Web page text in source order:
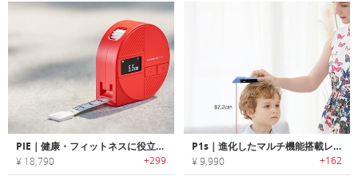
PIE｜健康・フィットネスに役立つボディサイズ計測メジャー「パイ」
¥ 18,790 +299
P1s｜進化したマルチ機能搭載レーザー式スマートメジャー「ピーワンS」
¥ 9,990 +162